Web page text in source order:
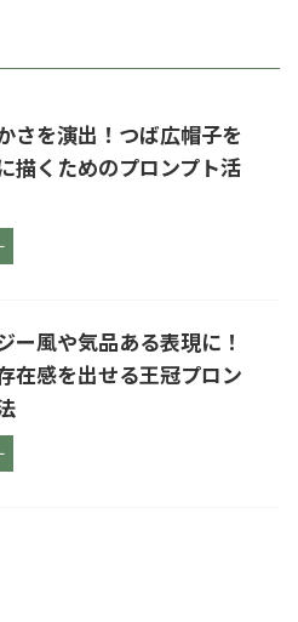
さを演出！つば広帽子を
描くためのプロンプト活
ー風や気品ある表現に！
在感を出せる王冠プロン